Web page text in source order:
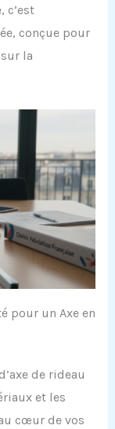
c’est
conçue pour
la
pour un Axe en
de rideau
et les
cœur de vos